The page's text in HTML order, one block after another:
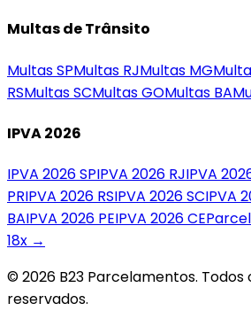
Multas de Trânsito
MultasSPMultas RJMultas MG
RSMultasSCMultasGOMultas BA
IPVA 2026
IPVA 2026SPIPVA 2026 RJIPVA
PRIPVA 2026 RSIPVA 2026SCIPVA
BAIPVA 2026 PEIPVA 2026CE
18x →
© 2026 B23 Parcelamentos. Todos
reservados.